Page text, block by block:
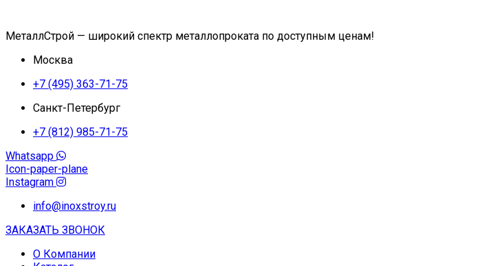
МеталлСтрой — широкий спектр металлопроката по доступным ценам!
Москва
+7 (495) 363-71-75
Санкт-Петербург
+7 (812) 985-71-75
Whatsapp
Icon-paper-plane
Instagram
info@inoxstroy.ru
ЗАКАЗАТЬ ЗВОНОК
О Компании